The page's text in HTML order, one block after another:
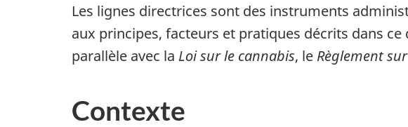
Les lignes directrices sont des instruments
aux principes, facteurs et pratiques décrits dans
parallèle avec la Loi sur le cannabis, le Règlement
Contexte